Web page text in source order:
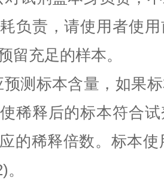
负责，请使用者使
留充足的样本。
测标本含量，如果
稀释后的标本符合
的稀释倍数。标本